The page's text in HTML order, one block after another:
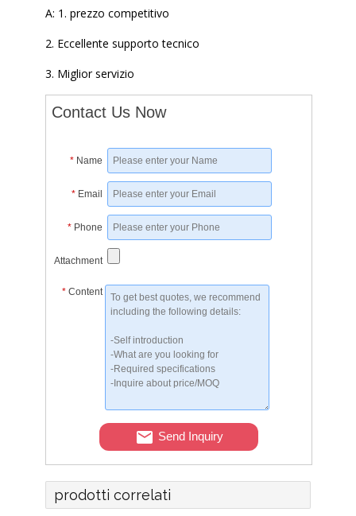
A: 1. prezzo competitivo
2. Eccellente supporto tecnico
3. Miglior servizio
Contact Us Now
* Name
* Email
* Phone
Attachment
* Content
Send Inquiry
prodotti correlati